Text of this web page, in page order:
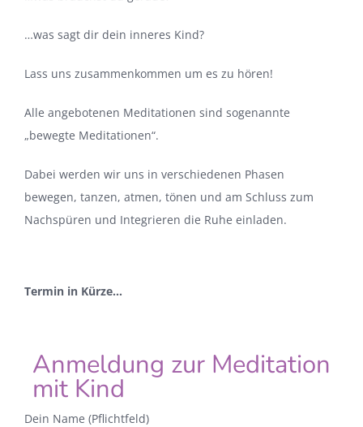
…was sagt dir dein inneres Kind?
Lass uns zusammenkommen um es zu hören!
Alle angebotenen Meditationen sind sogenannte
„bewegte Meditationen“.
Dabei werden wir uns in verschiedenen Phasen
bewegen, tanzen, atmen, tönen und am Schluss zum
Nachspüren und Integrieren die Ruhe einladen.
Termin in Kürze…
Anmeldung zur Meditation
mit Kind
Dein Name (Pflichtfeld)